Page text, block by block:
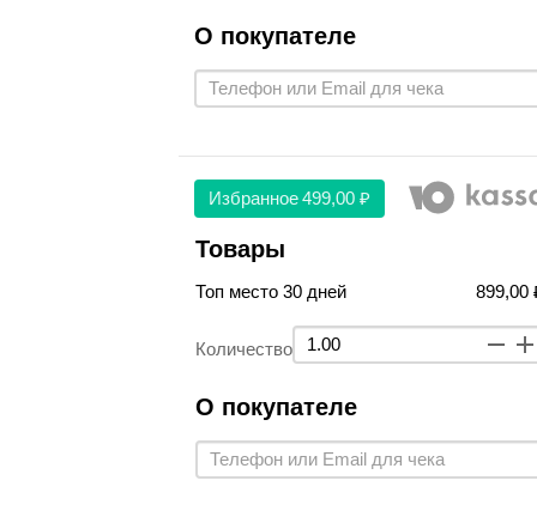
О покупателе
Избранное 499,00 ₽
Товары
Топ место 30 дней 899,00
Количество
О покупателе